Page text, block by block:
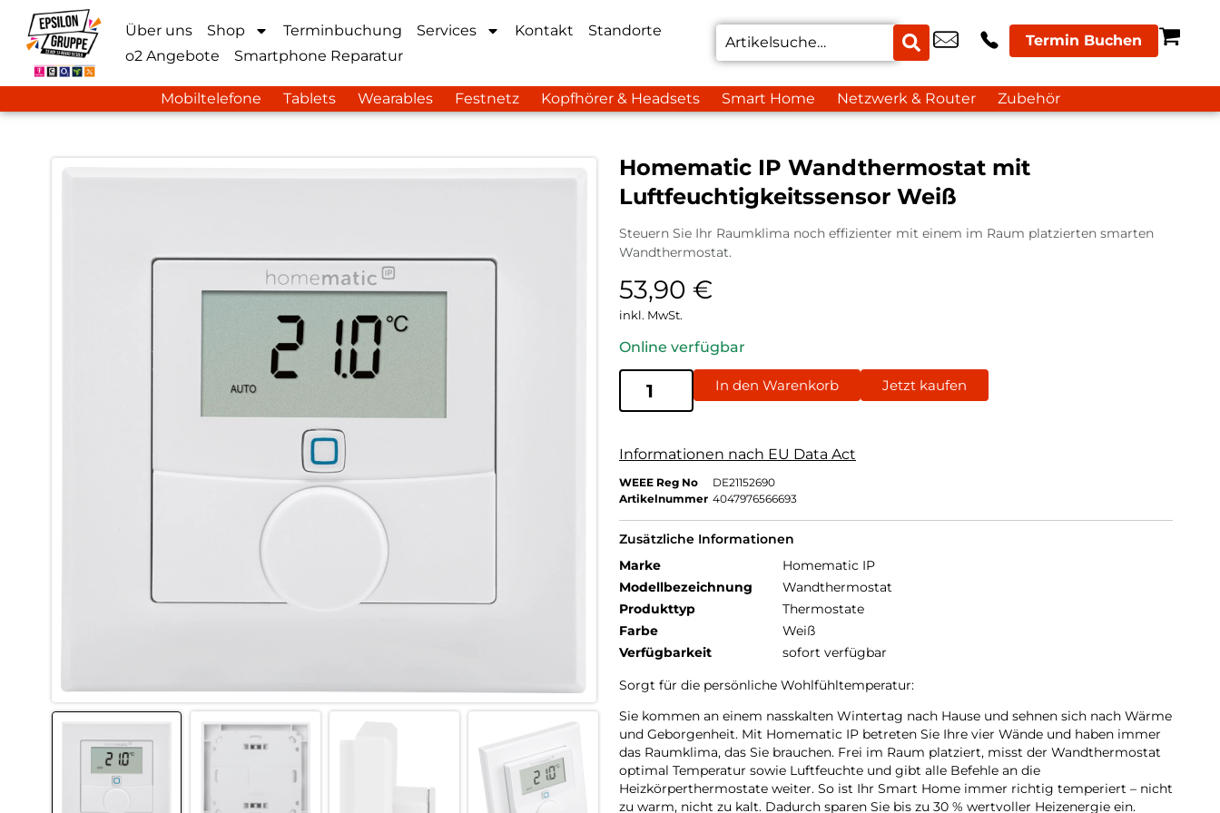
Über uns Shop Terminbuchung Services Kontakt
Standorte
o2 Angebote
Smartphone Reparatur
Termin Buchen
Mobiltelefone Tablets Wearables Festnetz Kopfhörer & Headsets Smart Home Netzwerk & Router Zubehör
Homematic IP Wandthermostat mit
Luftfeuchtigkeitssensor Weiß
Steuern Sie Ihr Raumklima noch effizienter mit einem im Raum platzierten smarten
Wandthermostat.
53,90 €
inkl. MwSt.
Online verfügbar
In den Warenkorb Jetzt kaufen
Informationen nach EU Data Act
WEEE Reg No
DE21152690
Artikelnummer 4047976566693
Zusätzliche Informationen
Marke
Homematic IP
Modellbezeichnung
Wandthermostat
Produkttyp
Thermostate
Farbe
Weiß
Verfügbarkeit
sofort verfügbar
Sorgt für die persönliche Wohlfühltemperatur:
Sie kommen an einem nasskalten Wintertag nach Hause und sehnen sich nach Wärme
und Geborgenheit. Mit Homematic IP betreten Sie Ihre vier Wände und haben immer
das Raumklima, das Sie brauchen. Frei im Raum platziert, misst der Wandthermostat
optimal Temperatur sowie Luftfeuchte und gibt alle Befehle an die
Heizkörperthermostate weiter. So ist Ihr Smart Home immer richtig temperiert – nicht
zu warm, nicht zu kalt. Dadurch sparen Sie bis zu 30 % wertvoller Heizenergie ein.